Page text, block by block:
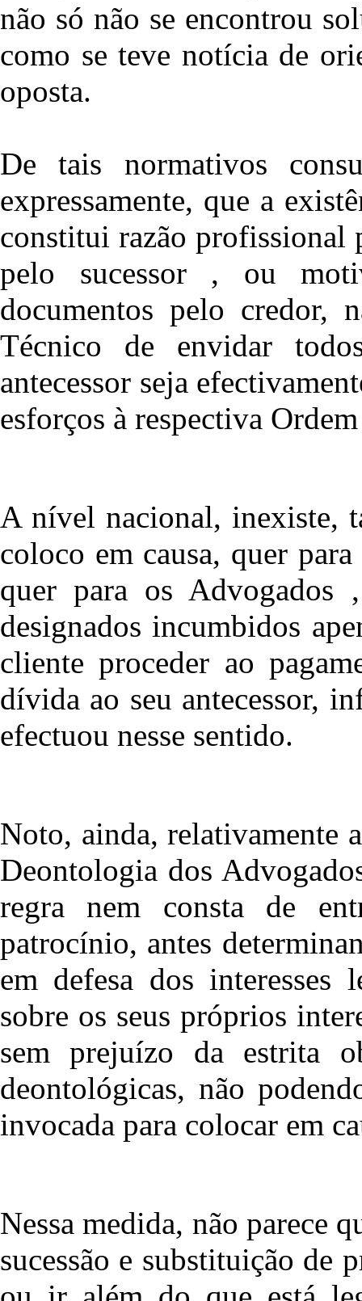
não só não se encontrou
como se teve notícia de
oposta.
De tais normativos
expressamente, que a
constitui razão profissional
pelo sucessor , ou
documentos pelo credor,
Técnico de envidar
antecessor seja
esforços à respectiva
A nível nacional, inexiste,
coloco em causa, quer
quer para os Advogados
designados incumbidos
cliente proceder ao
dívida ao seu antecessor,
efectuou nesse sentido.
Noto, ainda, relativamente
Deontologia dos
regra nem consta de
patrocínio, antes
em defesa dos
sobre os seus próprios
sem prejuízo da estrita
deontológicas, não
invocada para colocar em
Nessa medida, não parece
sucessão e substituição de